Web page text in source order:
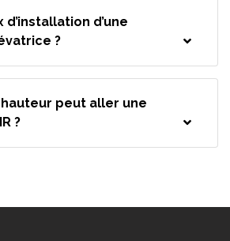
d’une
?
hauteur peut aller une
?